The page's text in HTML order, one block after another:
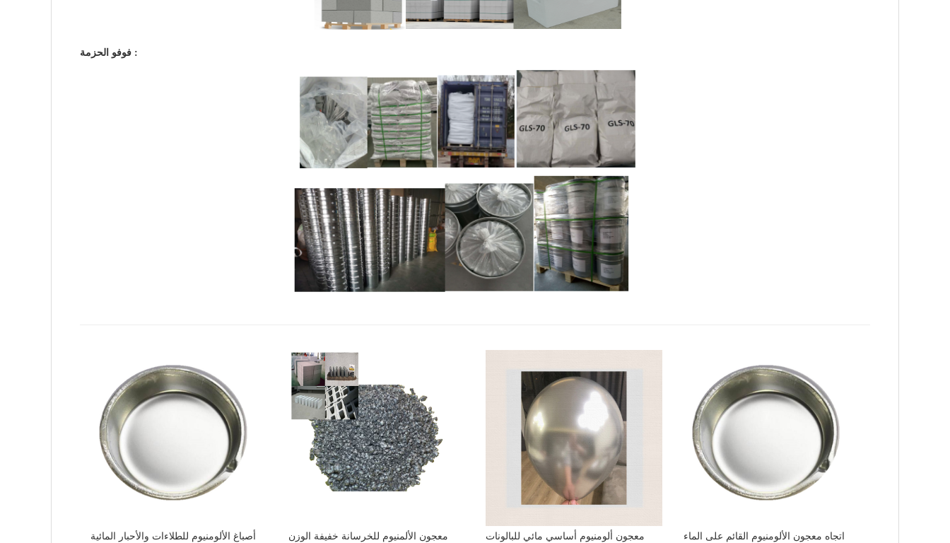
فوفو الحزمة :
أصباغ الألومنيوم للطلاءات والأحبار المائية معجون الألمنيوم للخرسانة خفيفة الوزن
معجون ألومنيوم أساسي مائي للبالونات
اتجاه معجون الألومنيوم القائم على الماء